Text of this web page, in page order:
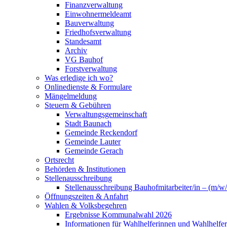
Finanzverwaltung
Einwohnermeldeamt
Bauverwaltung
Friedhofsverwaltung
Standesamt
Archiv
VG Bauhof
Forstverwaltung
Was erledige ich wo?
Onlinedienste & Formulare
Mängelmeldung
Steuern & Gebühren
Verwaltungsgemeinschaft
Stadt Baunach
Gemeinde Reckendorf
Gemeinde Lauter
Gemeinde Gerach
Ortsrecht
Behörden & Institutionen
Stellenausschreibung
Stellenausschreibung Bauhofmitarbeiter/in – (m/
Öffnungszeiten & Anfahrt
Wahlen & Volksbegehren
Ergebnisse Kommunalwahl 2026
Informationen für Wahlhelferinnen und Wahlhelfer